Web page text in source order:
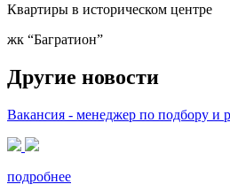
Квартиры в историческом центре
жк “Багратион”
Другие новости
Вакансия - менеджер по подбору и
подробнее